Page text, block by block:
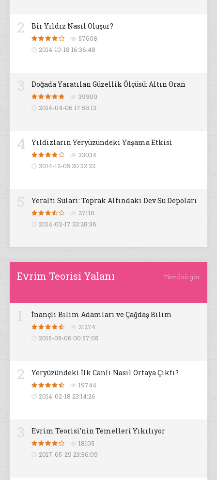
2 Bir Yıldız Nasıl Oluşur?
57608
2014-10-18 16:36:48
Doğada Yaratılan Güzellik Ölçüsü: Altın Oran
39900
2014-04-06 17:58:13
4 Yıldızların Yeryüzündeki Yaşama Etkisi
33034
2014-12-05 20:32:22
Yeraltı Suları: Toprak Altındaki Dev Su Depoları
27110
2014-02-17 23:28:36
Evrim Teorisi Yalanı Tümünü gör
İnançlı Bilim Adamları ve Çağdaş Bilim
21274
2015-05-06 00:57:05
2 Yeryüzündeki İlk Canlı Nasıl Ortaya Çıktı?
19744
2014-02-18 23:14:26
Evrim Teorisi’nin Temelleri Yıkılıyor
18105
2017-05-29 23:36:09